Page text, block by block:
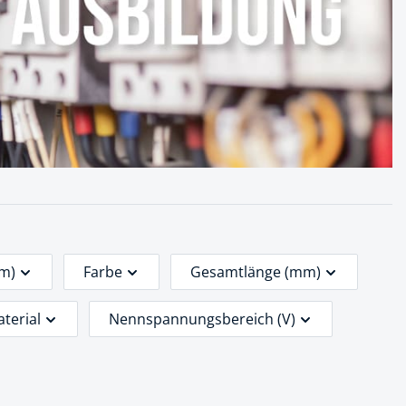
Farbe Gesamtlänge (mm)
Nennspannungsbereich (V)